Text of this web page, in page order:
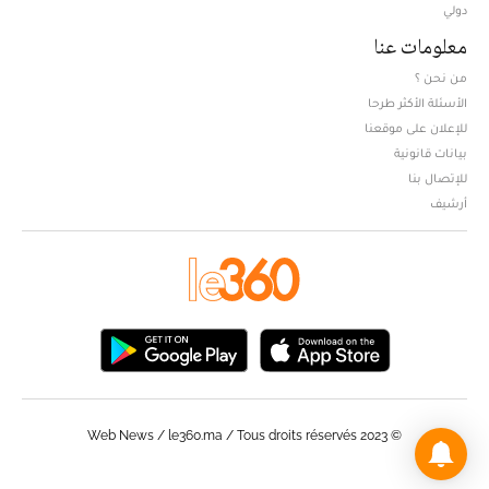
دولي
معلومات عنا
من نحن ؟
الأسئلة الأكثر طرحا
للإعلان على موقعنا
بيانات قانونية
للإتصال بنا
أرشيف
© Web News / le360.ma / Tous droits réservés 2023